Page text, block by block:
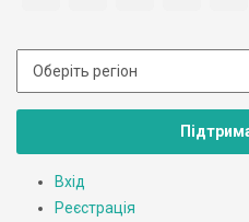
Вхід
Реєстрація